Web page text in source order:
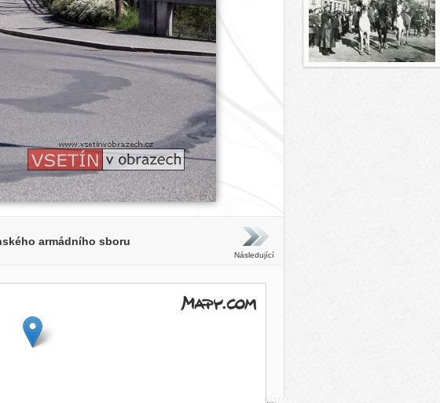
armádního sboru
Následující